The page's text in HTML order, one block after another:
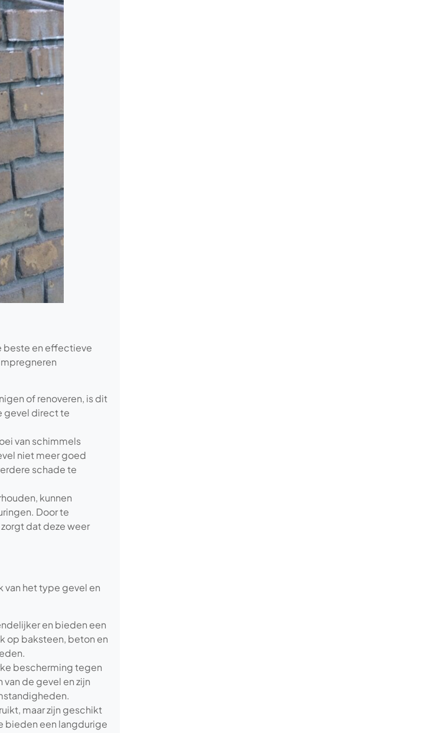
beste en effectieve
of renoveren, is dit
gevel direct te
van schimmels
niet meer goed
schade te
kunnen
Door te
dat deze weer
van het type gevel en
en bieden een
op baksteen, beton en
bescherming tegen
de gevel en zijn
maar zijn geschikt
bieden een langdurige